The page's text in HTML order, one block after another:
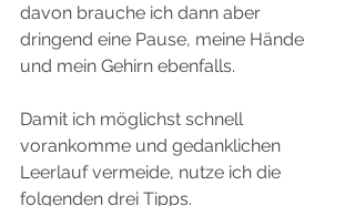
davon brauche ich dann aber
dringend eine Pause, meine Hände
und mein Gehirn ebenfalls.
Damit ich möglichst schnell
vorankomme und gedanklichen
Leerlauf vermeide, nutze ich die
folgenden drei Tipps.